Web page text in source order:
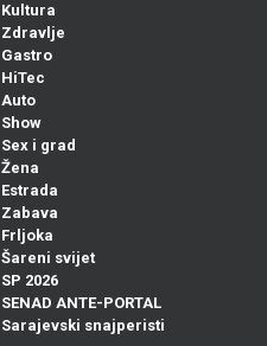
Kultura
Zdravlje
Gastro
HiTec
Auto
Show
Sex i grad
Žena
Estrada
Zabava
Frljoka
Šareni svijet
SP 2026
SENAD ANTE-PORTAL
Sarajevski snajperisti